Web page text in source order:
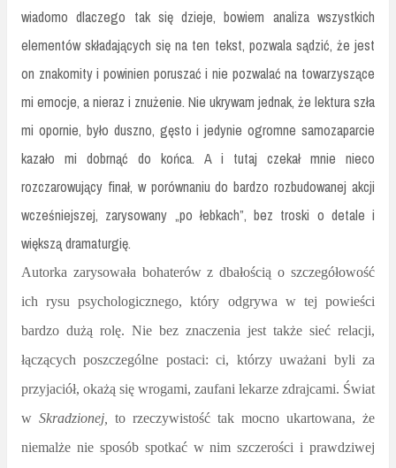
wiadomo dlaczego tak się dzieje, bowiem analiza wszystkich
elementów składających się na ten tekst, pozwala sądzić, że jest
on znakomity i powinien poruszać i nie pozwalać na towarzyszące
mi emocje, a nieraz i znużenie. Nie ukrywam jednak, że lektura szła
mi opornie, było duszno, gęsto i jedynie ogromne samozaparcie
kazało mi dobrnąć do końca. A i tutaj czekał mnie nieco
rozczarowujący finał, w porównaniu do bardzo rozbudowanej akcji
wcześniejszej, zarysowany „po łebkach”, bez troski o detale i
większą dramaturgię.
Autorka zarysowała bohaterów z dbałością o szczegółowość
ich rysu psychologicznego, który odgrywa w tej powieści
bardzo dużą rolę. Nie bez znaczenia jest także sieć relacji,
łączących poszczególne postaci: ci, którzy uważani byli za
przyjaciół, okażą się wrogami, zaufani lekarze zdrajcami. Świat
w Skradzionej,
to rzeczywistość tak mocno ukartowana, że
niemalże nie sposób spotkać w nim szczerości i prawdziwej